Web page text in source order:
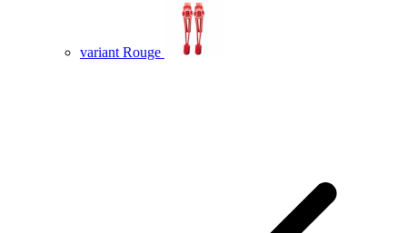
variant Rouge